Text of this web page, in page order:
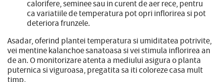
calorifere, seminee sau in curent de aer rece, pentru
ca variatiile de temperatura pot opri inflorirea si pot
deteriora frunzele.
Asadar, oferind plantei temperatura si umiditatea potrivite,
vei mentine kalanchoe sanatoasa si vei stimula inflorirea an
de an. O monitorizare atenta a mediului asigura o planta
puternica si viguroasa, pregatita sa iti coloreze casa mult
timp.